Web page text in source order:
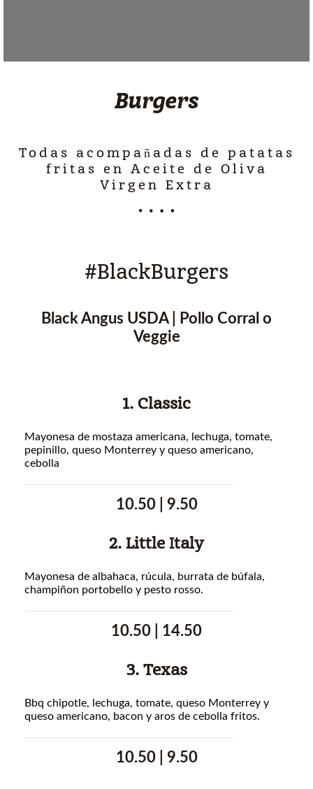
Burgers
Todas acompañadas de patatas
fritas en Aceite de Oliva
Virgen Extra
#BlackBurgers
Black Angus USDA | Pollo Corral o
Veggie
1. Classic
Mayonesa de mostaza americana, lechuga, tomate,
pepinillo, queso Monterrey y queso americano,
cebolla
10.50 | 9.50
2. Little Italy
Mayonesa de albahaca, rúcula, burrata de búfala,
champiñon portobello y pesto rosso.
10.50 | 14.50
3. Texas
Bbq chipotle, lechuga, tomate, queso Monterrey y
queso americano, bacon y aros de cebolla fritos.
10.50 | 9.50